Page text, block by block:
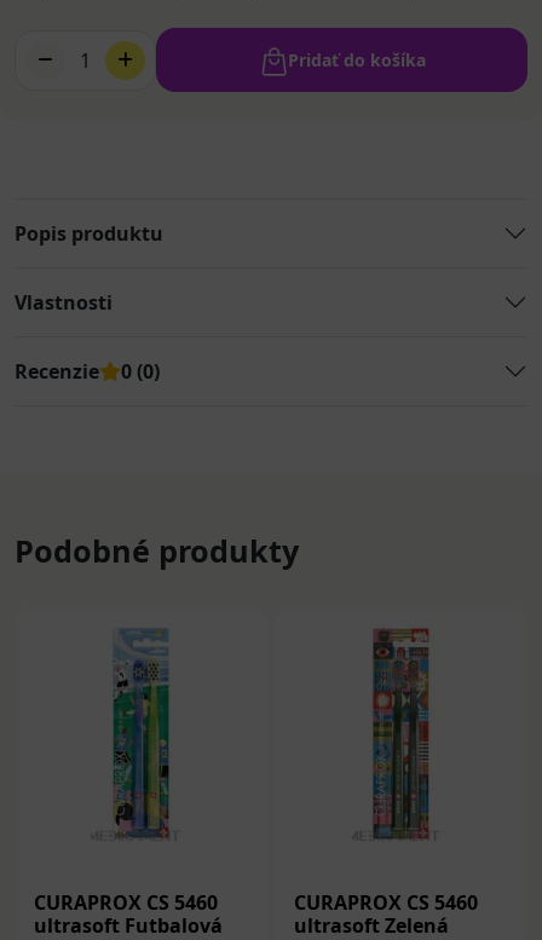
1 Pridať do košíka
Popis produktu
Vlastnosti
Recenzie 0 (0)
Podobné produkty
CURAPROX CS 5460
ultrasoft Futbalová
CURAPROX CS 5460
ultrasoft Zelená